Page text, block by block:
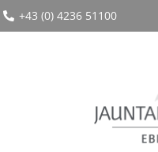
Zum
Inhalt
+43 (0) 4236 51100